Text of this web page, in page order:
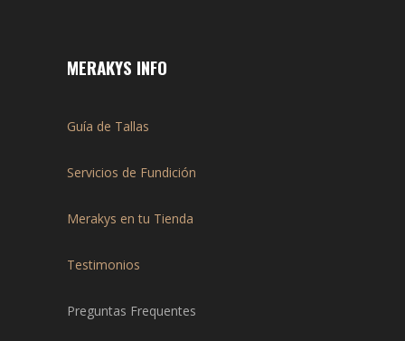
MERAKYS INFO
Guía de Tallas
Servicios de Fundición
Merakys en tu Tienda
Testimonios
Preguntas Frequentes